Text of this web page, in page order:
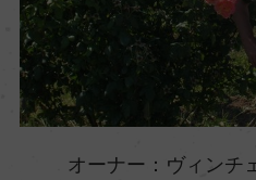
オーナー：ヴィンチ